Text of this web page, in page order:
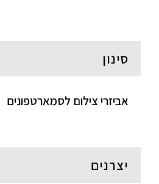
סינון
אביזרי צילום לסמארטפונים
יצרנים